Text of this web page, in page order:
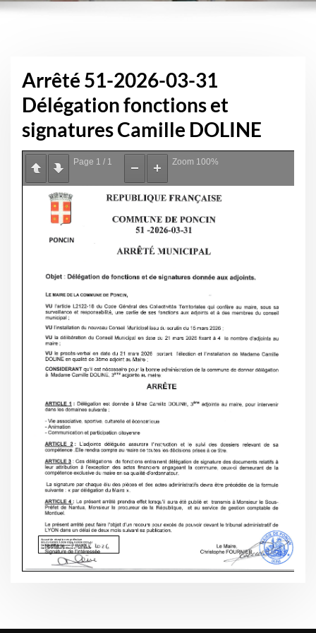
Arrêté 51-2026-03-31
Délégation fonctions et
signatures Camille DOLINE
Page 1 / 1 Zoom 100%